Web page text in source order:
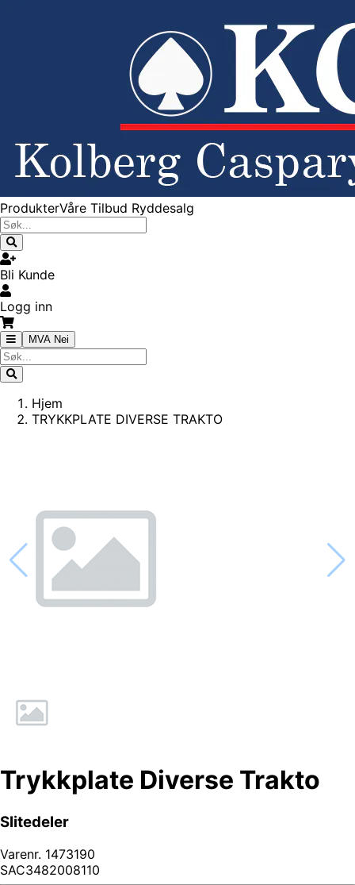
ProdukterVåre Tilbud Ryddesalg
Bli Kunde
Logg inn
MVA Nei
Hjem
TRYKKPLATE DIVERSE TRAKTO
Trykkplate Diverse Trakto
Slitedeler
Varenr. 1473190
SAC3482008110